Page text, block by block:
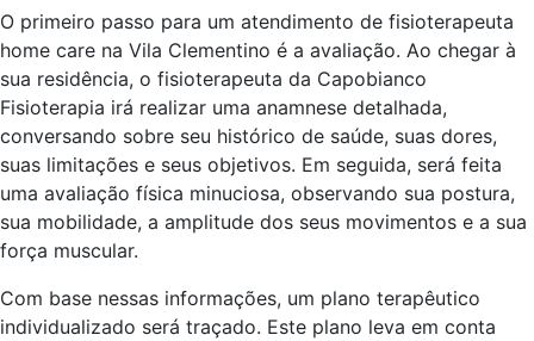
O primeiro passo para um atendimento de fisioterapeuta
home care na Vila Clementino é a avaliação. Ao chegar à
sua residência, o fisioterapeuta da Capobianco
Fisioterapia irá realizar uma anamnese detalhada,
conversando sobre seu histórico de saúde, suas dores,
suas limitações e seus objetivos. Em seguida, será feita
uma avaliação física minuciosa, observando sua postura,
sua mobilidade, a amplitude dos seus movimentos e a sua
força muscular.
Com base nessas informações, um plano terapêutico
individualizado será traçado. Este plano leva em conta